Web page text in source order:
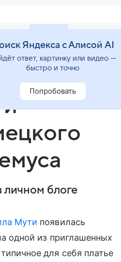
Звезды
личном блоге
Мути появилась
одной из приглашенных
для себя платье
Яндекса с Алисой AI
ответ, картинку или видео —
быстро и точно
Попробовать